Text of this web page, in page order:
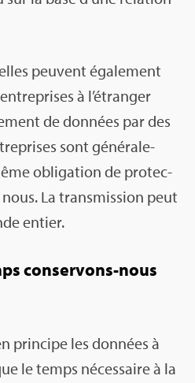
peuvent éga­le­ment
à l’étran­ger
de don­nées par des
sont géné­ra­le­
obli­ga­tion de pro­tec­
La trans­mis­sion peut
entier.
conser­vons-nous
prin­cipe les don­nées à
le temps néces­saire à la